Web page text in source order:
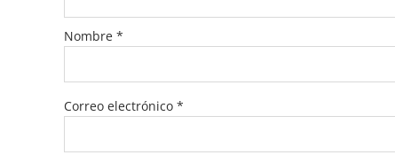
Nombre *
Correo electrónico *